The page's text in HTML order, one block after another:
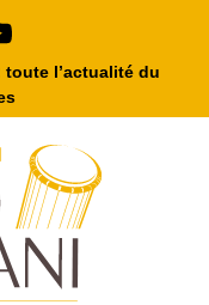
l’actualité du